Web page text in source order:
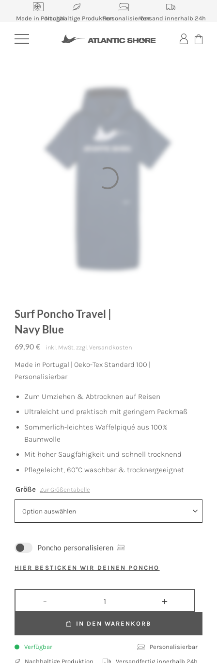
Made in PortugalNachhaltige ProduktionPersonalisierbarVersand innerhalb 24h
Surf Poncho Travel |
Navy Blue
69,90 € inkl. MwSt. zzgl. Versandkosten
Made in Portugal | Oeko-Tex Standard 100 |
Personalisierbar
Zum Umziehen & Abtrocknen auf Reisen
Ultraleicht und praktisch mit geringem Packmaß
Sommerlich-leichtes Waffelpiqué aus 100%
Baumwolle
Mit hoher Saugfähigkeit und schnell trocknend
Pflegeleicht, 60°C waschbar & trocknergeeignet
Größe Zur Größentabelle
Poncho personalisieren
HIER BESTICKEN WIR DEINEN PONCHO
IN DEN WARENKORB
Verfügbar
Personalisierbar
Nachhaltige Produktion
Versandfertig innerhalb 24h